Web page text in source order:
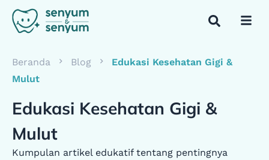
Beranda Blog
Edukasi Kesehatan Gigi &
Mulut
Edukasi Kesehatan Gigi &
Mulut
Kumpulan artikel edukatif tentang pentingnya